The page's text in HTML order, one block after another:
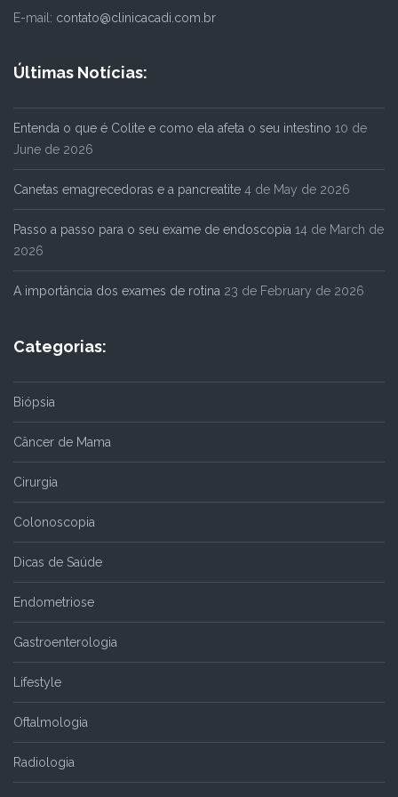
E-mail: contato@clinicacadi.com.br
Últimas Notícias:
Entenda o que é Colite e como ela afeta o seu intestino 10 de
June de 2026
Canetas emagrecedoras e a pancreatite 4 de May de 2026
Passo a passo para o seu exame de endoscopia 14 de March de
2026
A importância dos exames de rotina 23 de February de 2026
Categorias:
Biópsia
Câncer de Mama
Cirurgia
Colonoscopia
Dicas de Saúde
Endometriose
Gastroenterologia
Lifestyle
Oftalmologia
Radiologia